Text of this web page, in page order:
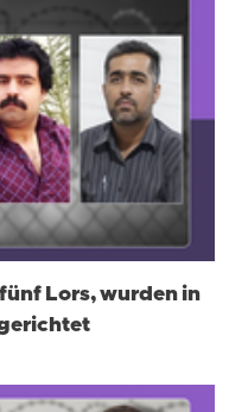
Lors, wurden in